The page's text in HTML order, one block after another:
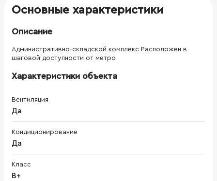
потребности вашего бизнеса
Основные характеристики
Описание
Административно-складской комплекс Расположен в
шаговой доступности от метро
Характеристики объекта
Вентиляция
Да
Кондиционирование
Да
Класс
B+